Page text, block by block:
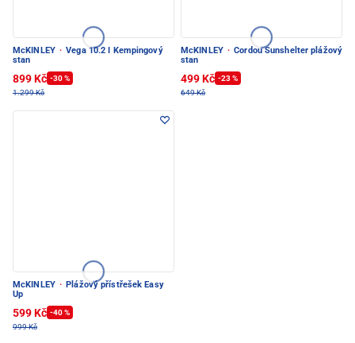
McKINLEY · Vega 10.2 I Kempingový
stan
899 Kč -30 %
1.299 Kč
McKINLEY · Cordou Sunshelter plážový
stan
499 Kč -23 %
649 Kč
McKINLEY · Plážový přístřešek Easy
Up
599 Kč -40 %
999 Kč